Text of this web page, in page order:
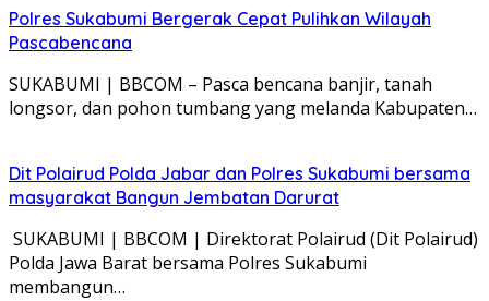
Polres Sukabumi Bergerak Cepat Pulihkan Wilayah
Pascabencana
SUKABUMI | BBCOM – Pasca bencana banjir, tanah
longsor, dan pohon tumbang yang melanda Kabupaten…
Dit Polairud Polda Jabar dan Polres Sukabumi bersama
masyarakat Bangun Jembatan Darurat
SUKABUMI | BBCOM | Direktorat Polairud (Dit Polairud)
Polda Jawa Barat bersama Polres Sukabumi
membangun…